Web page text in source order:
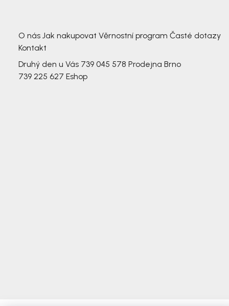
O nás Jak nakupovat Věrnostní program Časté dotazy
Kontakt
Druhý den u Vás 739 045 578 Prodejna Brno
739 225 627 Eshop